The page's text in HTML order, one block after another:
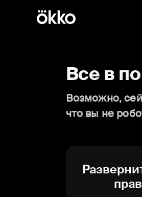
Все в
Возможно,
что вы не